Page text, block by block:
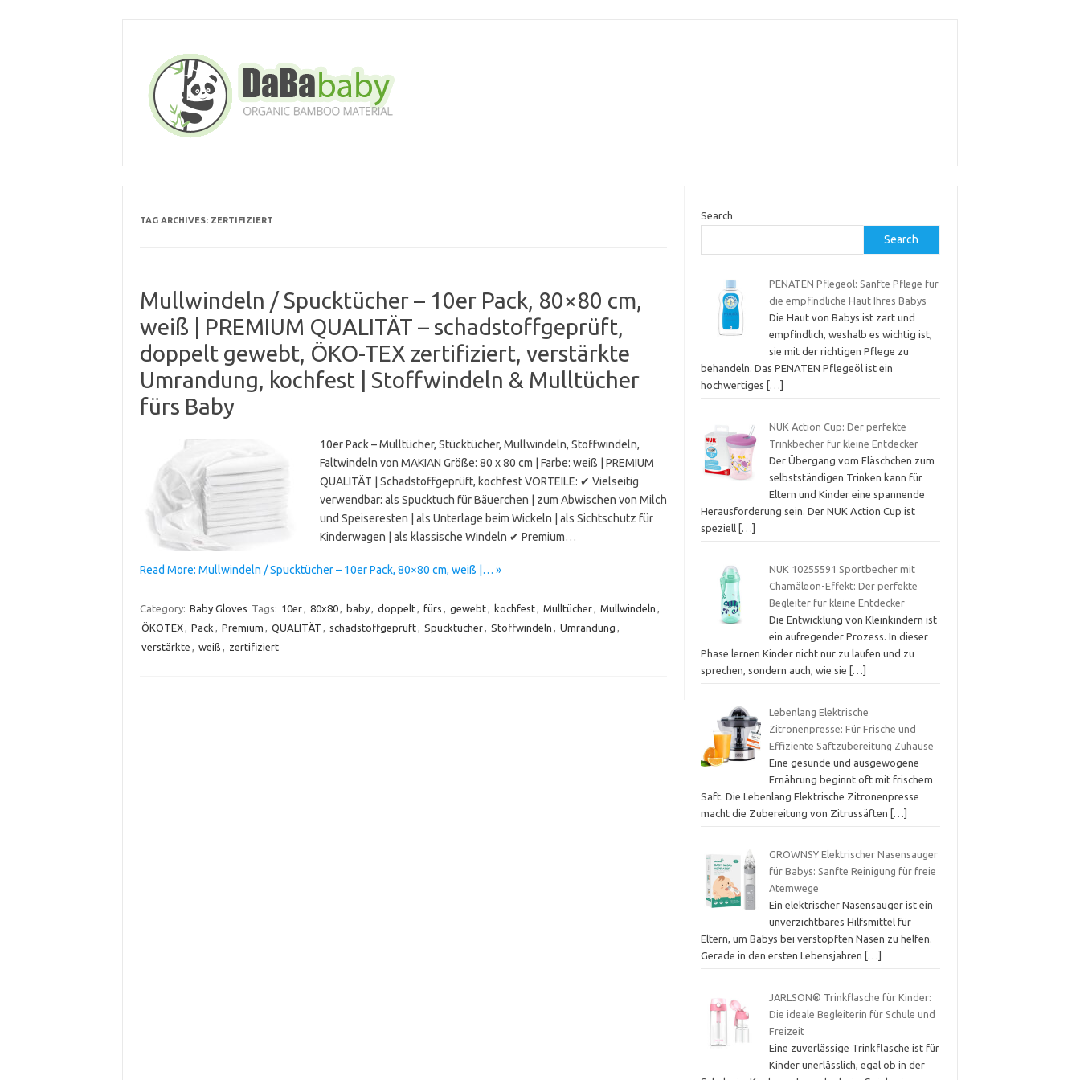
TAG ARCHIVES: ZERTIFIZIERT
Mullwindeln / Spucktücher – 10er Pack, 80×80 cm,
weiß | PREMIUM QUALITÄT – schadstoffgeprüft,
doppelt gewebt, ÖKO-TEX zertifiziert, verstärkte
Umrandung, kochfest | Stoffwindeln & Mulltücher
fürs Baby
10er Pack – Mulltücher, Stücktücher, Mullwindeln, Stoffwindeln,
Faltwindeln von MAKIAN Größe: 80 x 80 cm | Farbe: weiß | PREMIUM
QUALITÄT | Schadstoffgeprüft, kochfest VORTEILE: ✔ Vielseitig
verwendbar: als Spucktuch für Bäuerchen | zum Abwischen von Milch
und Speiseresten | als Unterlage beim Wickeln | als Sichtschutz für
Kinderwagen | als klassische Windeln ✔ Premium…
Read More: Mullwindeln / Spucktücher – 10er Pack, 80×80 cm, weiß |… »
Category: Baby Gloves Tags: 10er, 80x80, baby, doppelt, fürs , gewebt, kochfest, Mulltücher, Mullwindeln ,
ÖKOTEX, Pack , Premium , QUALITÄT , schadstoffgeprüft, Spucktücher, Stoffwindeln , Umrandung ,
verstärkte , weiß , zertifiziert
Search
Search
PENATEN Pflegeöl: Sanfte Pflege für
die empfindliche Haut Ihres Babys
Die Haut von Babys ist zart und
empfindlich, weshalb es wichtig ist,
sie mit der richtigen Pflege zu
behandeln. Das PENATEN Pflegeöl ist ein
hochwertiges
[…]
NUK Action Cup: Der perfekte
Trinkbecher für kleine Entdecker
Der Übergang vom Fläschchen zum
selbstständigen Trinken kann für
Eltern und Kinder eine spannende
Herausforderung sein. Der NUK Action Cup ist
speziell […]
NUK 10255591 Sportbecher mit
Chamäleon-Effekt: Der perfekte
Begleiter für kleine Entdecker
Die Entwicklung von Kleinkindern ist
ein aufregender Prozess. In dieser
Phase lernen Kinder nicht nur zu laufen und zu
sprechen, sondern auch, wie sie
[…]
Lebenlang Elektrische
Zitronenpresse: Für Frische und
Effiziente Saftzubereitung Zuhause
Eine gesunde und ausgewogene
Ernährung beginnt oft mit frischem
Saft. Die Lebenlang Elektrische Zitronenpresse
macht die Zubereitung von Zitrussäften […]
GROWNSY Elektrischer Nasensauger
für Babys: Sanfte Reinigung für freie
Atemwege
Ein elektrischer Nasensauger ist ein
unverzichtbares Hilfsmittel für
Eltern, um Babys bei verstopften Nasen zu helfen.
Gerade in den ersten Lebensjahren
[…]
JARLSON® Trinkflasche für Kinder:
Die ideale Begleiterin für Schule und
Freizeit
Eine zuverlässige Trinkflasche ist für
Kinder unerlässlich, egal ob in der